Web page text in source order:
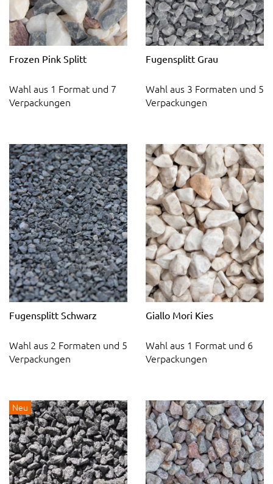
Frozen Pink Splitt
Wahl aus 1 Format und 7
Verpackungen
Fugensplitt Grau
Wahl aus 3 Formaten und 5
Verpackungen
Fugensplitt Schwarz
Wahl aus 2 Formaten und 5
Verpackungen
Giallo Mori Kies
Wahl aus 1 Format und 6
Verpackungen
Neu